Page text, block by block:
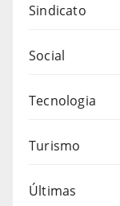
Sindicato
Social
Tecnologia
Turismo
Últimas